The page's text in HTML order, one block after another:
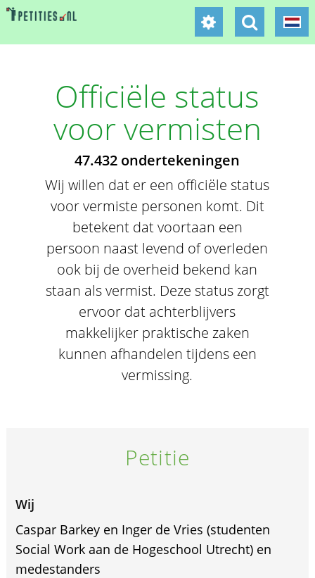
Officiële status
voor vermisten
47.432 ondertekeningen
Wij willen dat er een officiële status
voor vermiste personen komt. Dit
betekent dat voortaan een
persoon naast levend of overleden
ook bij de overheid bekend kan
staan als vermist. Deze status zorgt
ervoor dat achterblijvers
makkelijker praktische zaken
kunnen afhandelen tijdens een
vermissing.
Petitie
Wij
Caspar Barkey en Inger de Vries (studenten
Social Work aan de Hogeschool Utrecht) en
medestanders